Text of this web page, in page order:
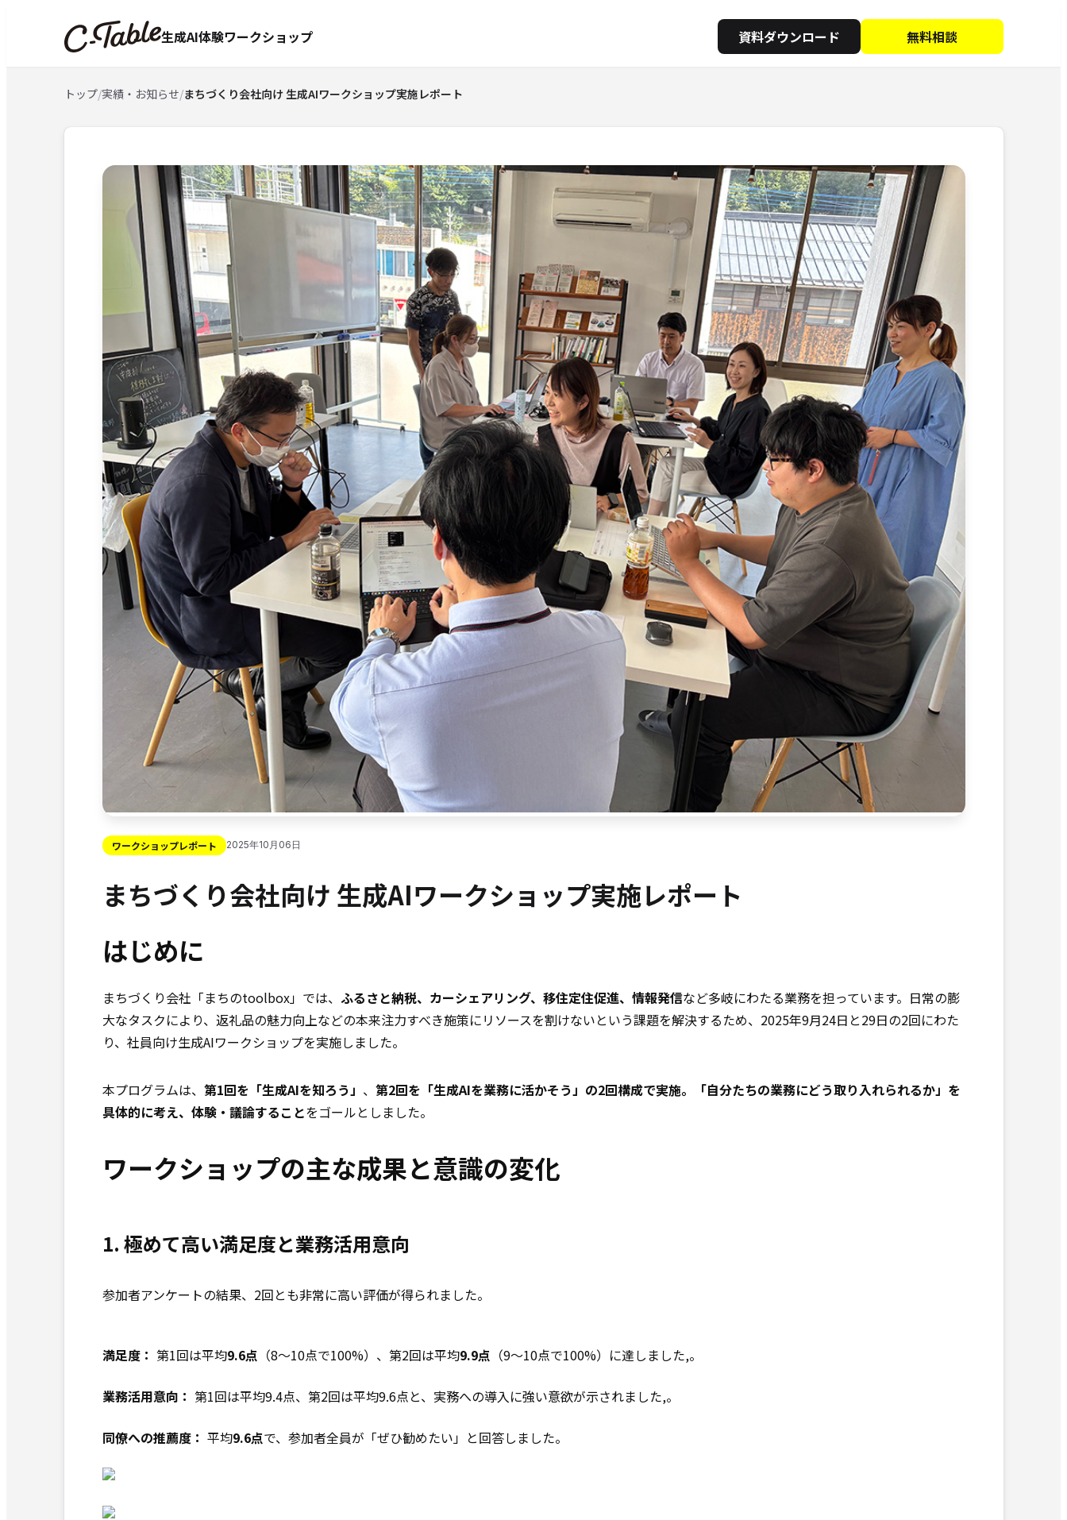
生成AI体験ワークショップ 資料ダウンロード 無料相談
トップ/実績・お知らせ/まちづくり会社向け 生成AIワークショップ実施レポート
ワークショップレポート 2025年10月06日
まちづくり会社向け 生成AIワークショップ実施レポート
はじめに
まちづくり会社「まちのtoolbox」では、 ふるさと納税、カーシェアリング、移住定住促進、情報発信など多岐にわたる業務を担っています。日常の膨
大なタスクにより、返礼品の魅力向上などの本来注力すべき施策にリソースを割けないという課題を解決するため、2025年9月24日と29日の2回にわた
り、社員向け生成AIワークショップを実施しました。
本プログラムは、 第1回を「生成AIを知ろう」 、 第2回を「生成AIを業務に活かそう」の2回構成で実施。「自分たちの業務にどう取り入れられるか」を
具体的に考え、体験・議論することをゴールとしました。
ワークショップの主な成果と意識の変化
1. 極めて高い満足度と業務活用意向
参加者アンケートの結果、2回とも非常に高い評価が得られました。
満足度： 第1回は平均9.6点 （8〜10点で100%）、第2回は平均9.9点 （9〜10点で100%）に達しました,。
業務活用意向： 第1回は平均9.4点、第2回は平均9.6点と、実務への導入に強い意欲が示されました,。
同僚への推薦度： 平均9.6点で、参加者全員が「ぜひ勧めたい」と回答しました。